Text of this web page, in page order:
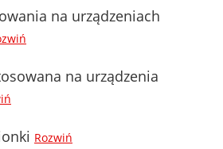
na urządzeniach
na urządzenia
Rozwiń